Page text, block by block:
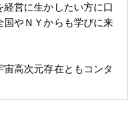
営に生かしたい方に口
国やＮＹからも学びに来
高次元存在ともコンタ